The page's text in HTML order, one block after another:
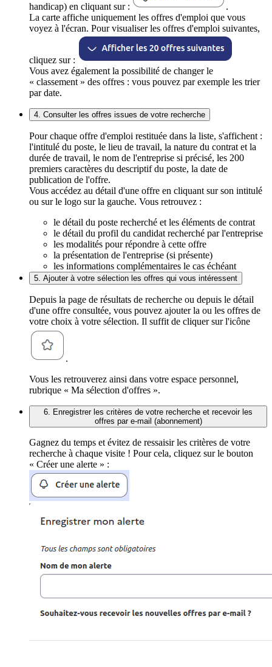
handicap) en cliquant sur :
.
La carte affiche uniquement les offres d'emploi que vous
voyez à l'écran. Pour visualiser les offres d'emploi suivantes,
cliquez sur :
Vous avez également la possibilité de changer le
« classement » des offres : vous pouvez par exemple les trier
par date.
4. Consulter les offres issues de votre recherche
Pour chaque offre d'emploi restituée dans la liste, s'affichent :
l'intitulé du poste, le lieu de travail, la nature du contrat et la
durée de travail, le nom de l'entreprise si précisé, les 200
premiers caractères du descriptif du poste, la date de
publication de l'offre.
Vous accédez au détail d'une offre en cliquant sur son intitulé
ou sur le logo sur la gauche. Vous retrouvez :
le détail du poste recherché et les éléments de contrat
le détail du profil du candidat recherché par l'entreprise
les modalités pour répondre à cette offre
la présentation de l'entreprise (si présente)
les informations complémentaires le cas échéant
5. Ajouter à votre sélection les offres qui vous intéressent
Depuis la page de résultats de recherche ou depuis le détail
d'une offre consultée, vous pouvez ajouter la ou les offres de
votre choix à votre sélection. Il suffit de cliquer sur l'icône
.
Vous les retrouverez ainsi dans votre espace personnel,
rubrique « Ma sélection d'offres ».
6. Enregistrer les critères de votre recherche et recevoir les
offres par e-mail (abonnement)
Gagnez du temps et évitez de ressaisir les critères de votre
recherche à chaque visite ! Pour cela, cliquez sur le bouton
« Créer une alerte » :